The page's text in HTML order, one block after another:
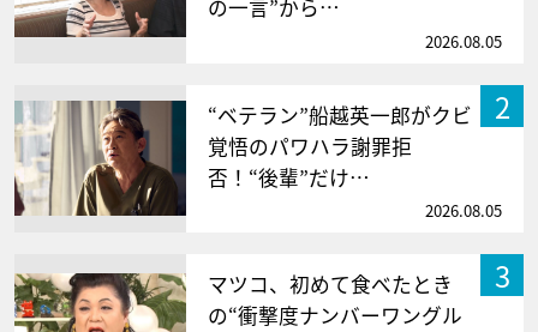
の一言”から…
2026.08.05
2
“ベテラン”船越英一郎がクビ
覚悟のパワハラ謝罪拒
否！“後輩”だけ…
2026.08.05
3
マツコ、初めて食べたとき
の“衝撃度ナンバーワングル